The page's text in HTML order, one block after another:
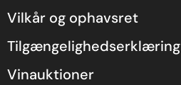
Vilkår og ophavsret
Tilgængelighedserklæring
Vinauktioner